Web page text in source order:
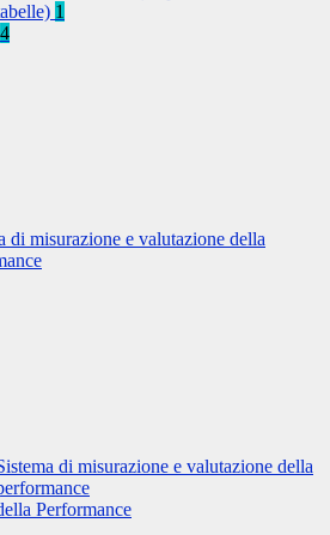
1
4
di misurazione e valutazione della
di misurazione e valutazione della
Performance